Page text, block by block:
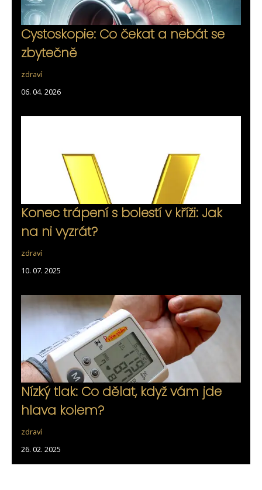
Cystoskopie: Co čekat a nebát se
zbytečně
zdraví
06. 04. 2026
Konec trápení s bolestí v kříži: Jak
na ni vyzrát?
zdraví
10. 07. 2025
Nízký tlak: Co dělat, když vám jde
hlava kolem?
zdraví
26. 02. 2025